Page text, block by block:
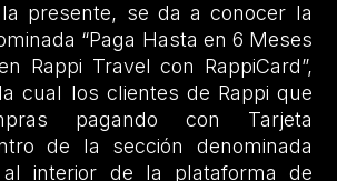
presente, se da a conocer la
“Paga Hasta en 6 Meses
Rappi Travel con RappiCard”,
cual los clientes de Rappi que
pagando con Tarjeta
de la sección denominada
al interior de la plataforma de